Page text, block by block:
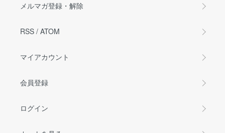
メルマガ登録・解除
RSS / ATOM
マイアカウント
会員登録
ログイン